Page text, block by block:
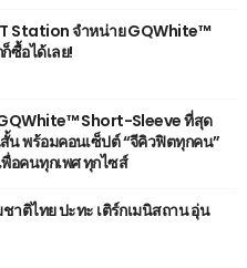
Station จำหน่าย GQWhite™
ซื้อได้เลย!
Short-Sleeve ที่สุด
น พร้อมคอนเซ็ปต์ “จีคิวฟิตทุกคน”
อคนทุกเพศ ทุกไซส์
าติไทย ปะทะ เติร์กเมนิสถาน อุ่น